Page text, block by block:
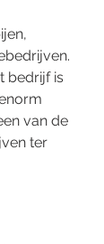
bedrijf is
van de
ter